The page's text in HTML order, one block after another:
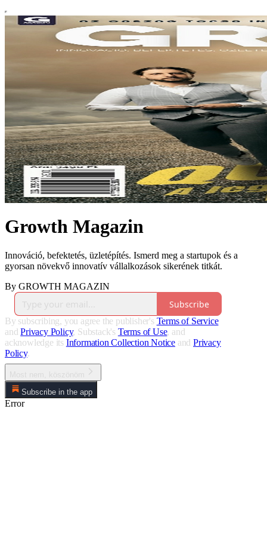
Growth Magazin
Innováció, befektetés, üzletépítés. Ismerd meg a startupok és a
gyorsan növekvő innovatív vállalkozások sikerének titkát.
By GROWTH MAGAZIN
Subscribe
By subscribing, you agree the publisher's Terms of Service
and Privacy Policy, Substack's Terms of Use, and
acknowledge its Information Collection Notice and Privacy
Policy.
Subscribe in the app
Error